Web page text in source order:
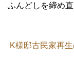
ふんどしを締め
K様邸古民家再